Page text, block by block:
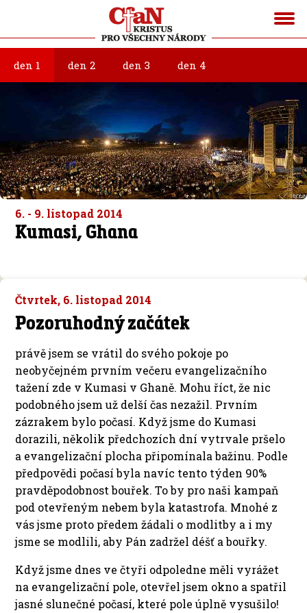
den 1 den 2 den 3 den 4
6. - 9. listopad 2014
Kumasi, Ghana
Čtvrtek, 6. listopad 2014
Pozoruhodný začátek
právě jsem se vrátil do svého pokoje po
neobyčejném prvním večeru evangelizačního
tažení zde v Kumasi v Ghaně. Mohu říct, že nic
podobného jsem už delší čas nezažil. Prvním
zázrakem bylo počasí. Když jsme do Kumasi
dorazili, několik předchozích dní vytrvale pršelo
a evangelizační plocha připomínala bažinu. Podle
předpovědi počasí byla navíc tento týden 90%
pravděpodobnost bouřek. To by pro naši kampaň
pod otevřeným nebem byla katastrofa. Mnohé z
vás jsme proto předem žádali o modlitby a i my
jsme se modlili, aby Pán zadržel déšť a bouřky.
Když jsme dnes ve čtyři odpoledne měli vyrážet
na evangelizační pole, otevřel jsem okno a spatřil
jasné slunečné počasí, které pole úplně vysušilo!